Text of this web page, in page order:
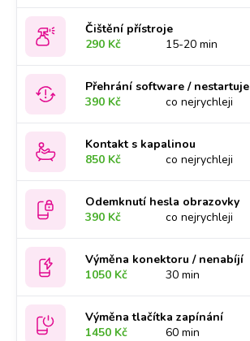
Čištění přístroje
290 Kč
15-20 min
Přehrání software / nestartuje
390 Kč
co nejrychleji
Kontakt s kapalinou
850 Kč
co nejrychleji
Odemknutí hesla obrazovky
390 Kč
co nejrychleji
Výměna konektoru / nenabíjí
1050 Kč
30 min
Výměna tlačítka zapínání
1450 Kč
60 min